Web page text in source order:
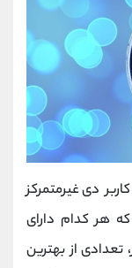
غیرمتمرکز
که هر کدام دارای
از بهترین